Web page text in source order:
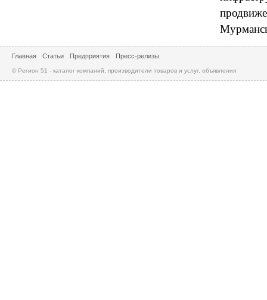
Главная Статьи Предприятия Пресс-релизы
© Регион 51 - каталог компаний, производители товаров и услуг, объявления